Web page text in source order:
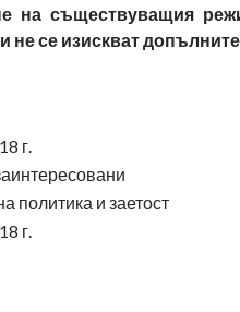
на съществуващия
не се изискват
г.
политика и заетост
г.